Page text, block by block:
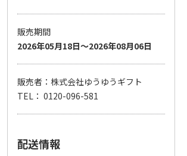
販売期間
2026年05月18日～2026年08月06日
販売者：株式会社ゆうゆうギフト
TEL： 0120-096-581
配送情報